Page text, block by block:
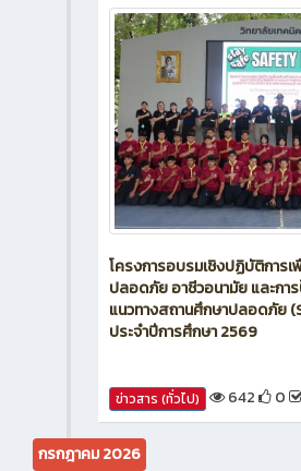
โครงการอบรมเชิงปฏิบัติการ
ปลอดภัย อาชีวอนามัย และก
แนวทางสถานศึกษาปลอดภัย
ประจำปีการศึกษา 2569
ข่าวสาร (ทั่วไป) 642 0
กรกฎาคม 2026